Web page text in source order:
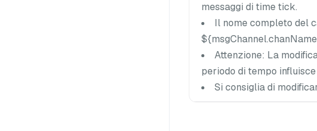
messaggi di time tick.
Il nome completo del
Attenzione: La
periodo di tempo
Si consiglia di